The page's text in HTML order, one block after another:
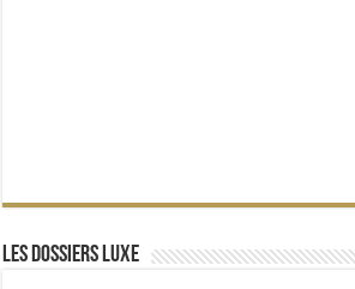
Les dossiers Luxe